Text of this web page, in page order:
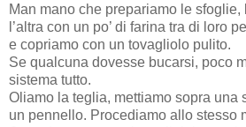
Man mano che prepariamo le sfoglie,
l’altra con un po’ di farina tra di loro
e copriamo con un tovagliolo pulito.
Se qualcuna dovesse bucarsi, poco
sistema tutto.
Oliamo la teglia, mettiamo sopra una
un pennello. Procediamo allo stesso